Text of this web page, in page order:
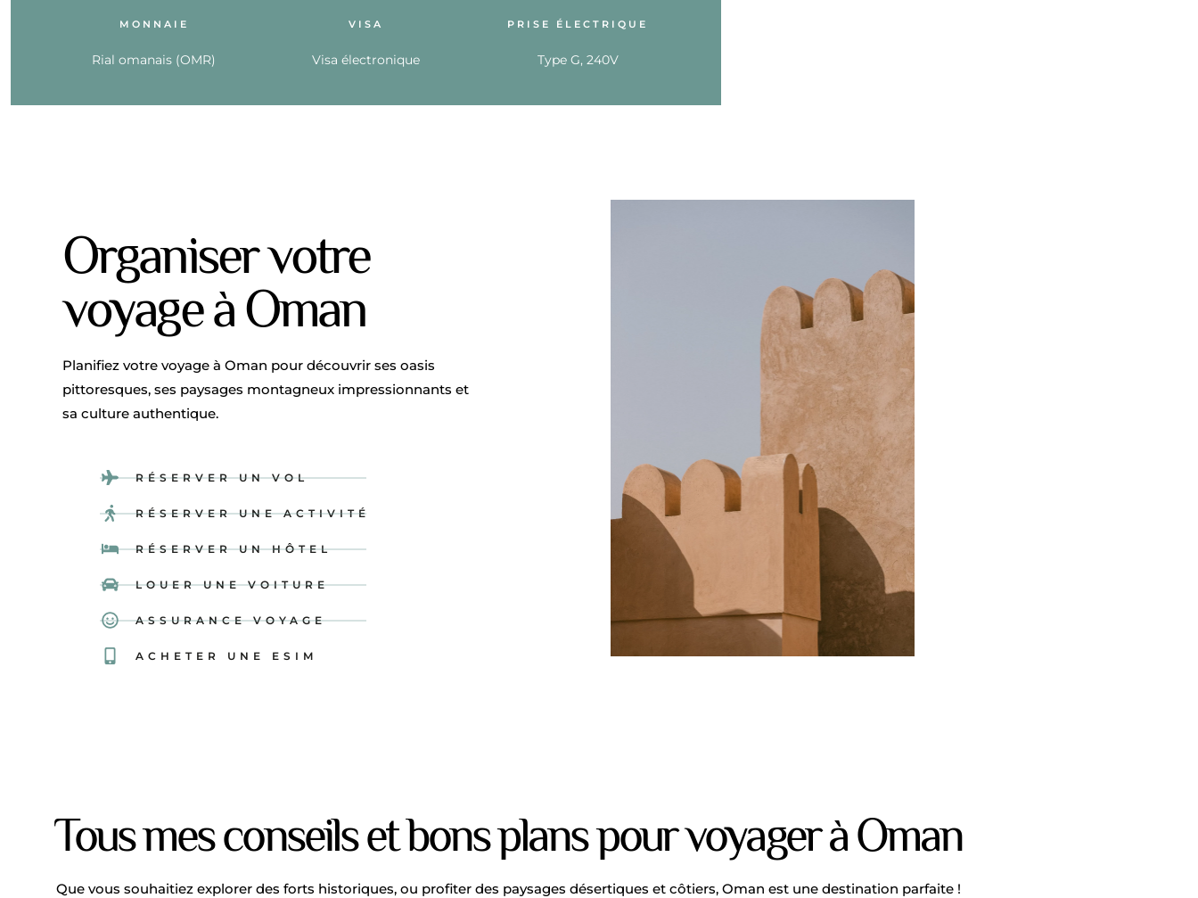
MONNAIE
Rial omanais (OMR)
VISA
Visa électronique
PRISE ÉLECTRIQUE
Type G, 240V
Organiser votre
voyage à Oman
Planifiez votre voyage à Oman pour découvrir ses oasis
pittoresques, ses paysages montagneux impressionnants et
sa culture authentique.
RÉSERVER UN VOL
RÉSERVER UNE ACTIVITÉ
RÉSERVER UN HÔTEL
LOUER UNE VOITURE
ASSURANCE VOYAGE
ACHETER UNE ESIM
Tous mes conseils et bons plans pour voyager à Oman
Que vous souhaitiez explorer des forts historiques, ou profiter des paysages désertiques et côtiers, Oman est une destination parfaite !